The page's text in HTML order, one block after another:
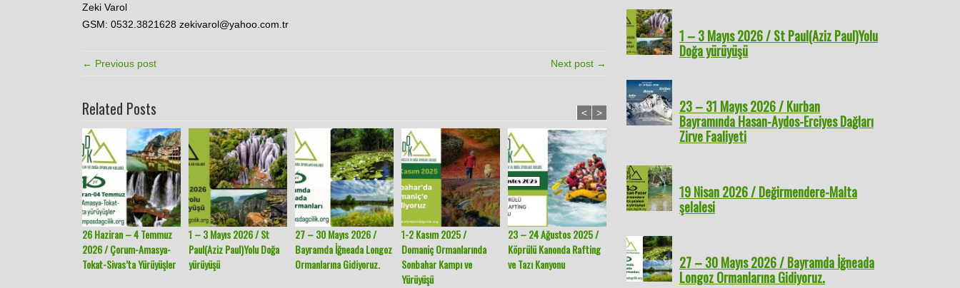
Zeki Varol
GSM: 0532.3821628 zekivarol@yahoo.com.tr
← Previous post Next post →
Related Posts
26 Haziran – 4 Temmuz
2026 / Çorum-Amasya-
Tokat-Sivas’ta Yürüyüşler
1 – 3 Mayıs 2026 / St
Paul(Aziz Paul)Yolu Doğa
yürüyüşü
27 – 30 Mayıs 2026 /
Bayramda İğneada Longoz
Ormanlarına Gidiyoruz.
1-2 Kasım 2025 /
Domaniç Ormanlarında
Sonbahar Kampı ve
Yürüyüşü
23 – 24 Ağustos 2025 /
Köprülü Kanonda Rafting
ve Tazı Kanyonu
6 – 13 Temmuz 2025 /
Gümüşhane ve Giresun
Yaylalarına Gidiyoruz
Sakarya’nın Doğasına
Konuk Olacağız
< >
1 – 3 Mayıs 2026 / St Paul(Aziz Paul)Yolu
Doğa yürüyüşü
23 – 31 Mayıs 2026 / Kurban
Bayramında Hasan-Aydos-Erciyes Dağları
Zirve Faaliyeti
19 Nisan 2026 / Değirmendere-Malta
şelalesi
27 – 30 Mayıs 2026 / Bayramda İğneada
Longoz Ormanlarına Gidiyoruz.